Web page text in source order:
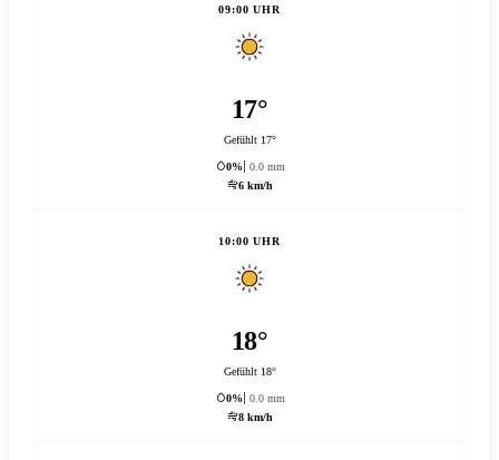
09:00 UHR
17°
Gefühlt 17°
0%
0.0 mm
6 km/h
10:00 UHR
18°
Gefühlt 18°
0%
0.0 mm
8 km/h